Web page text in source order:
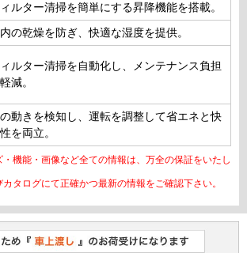
ルター清掃を簡単にする昇降機能を搭載。
の乾燥を防ぎ、快適な湿度を提供。
ルター清掃を自動化し、メンテナンス負担
減。
の動きを検知し、運転を調整して省エネと快
を両立。
機能・画像など全ての情報は、万全の保証をいたし
タログにて正確かつ最新の情報をご確認下さい。